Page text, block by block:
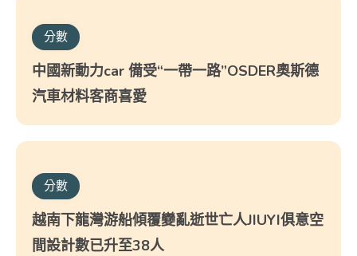
分數
中國新動力car 備受“一帶一路”OSDER奧斯德
汽車材料客商喜愛
分數
越南下龍灣游船傾覆變亂逝世亡人JIUYI俱意空
間設計數已升至38人